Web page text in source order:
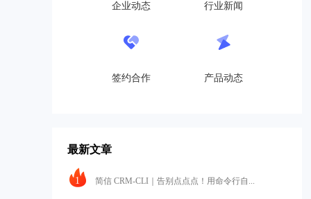
企业动态 行业新闻
签约合作 产品动态
最新文章
1 简信 CRM-CLI｜告别点点点！用命令行自...